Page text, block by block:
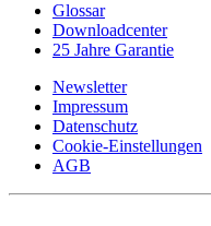
Glossar
Downloadcenter
25 Jahre Garantie
Newsletter
Impressum
Datenschutz
Cookie-Einstellungen
AGB